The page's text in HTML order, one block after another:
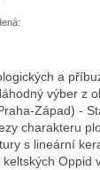
a
výber z
Západ) -
charakteru
s lineární
Oppid